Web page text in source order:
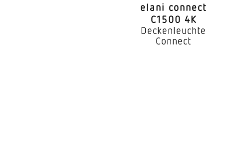
Lichtstromrückgang
Sockel
elani connect
C1500 4K
Deckenleuchte
Connect